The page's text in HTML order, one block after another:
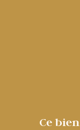
Ce bien